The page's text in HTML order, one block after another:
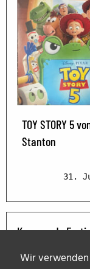
Wir
TOY STORY 5
Stanton
31.
Kommende